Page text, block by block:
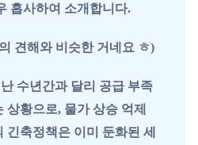
흡사하여 소개합니다.
견해와 비슷한 거네요 ㅎ)
수년간과 달리 공급 부족
상황으로, 물가 상승 억제
긴축정책은 이미 둔화된 세